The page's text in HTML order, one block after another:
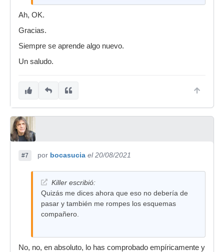
Ah, OK.
Gracias.
Siempre se aprende algo nuevo.
Un saludo.
#7 por bocasucia el 20/08/2021
Killer escribió:
Quizás me dices ahora que eso no debería de
pasar y también me rompes los esquemas
compañero.
No, no, en absoluto, lo has comprobado empíricamente y